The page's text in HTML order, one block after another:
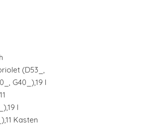
(D53_,
G40_),19 I
I
Kasten